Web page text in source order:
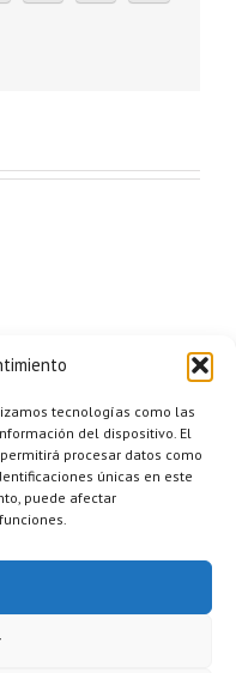
tecnologías como las
del dispositivo. El
procesar datos como
únicas en este
puede afectar
B-87295028 | T. 637 303